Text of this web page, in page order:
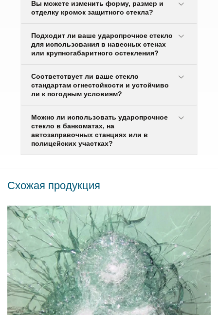
Вы можете изменить форму, размер и
отделку кромок защитного стекла?
Подходит ли ваше ударопрочное стекло
для использования в навесных стенах
или крупногабаритного остекления?
Соответствует ли ваше стекло
стандартам огнестойкости и устойчиво
ли к погодным условиям?
Можно ли использовать ударопрочное
стекло в банкоматах, на
автозаправочных станциях или в
полицейских участках?
Схожая продукция